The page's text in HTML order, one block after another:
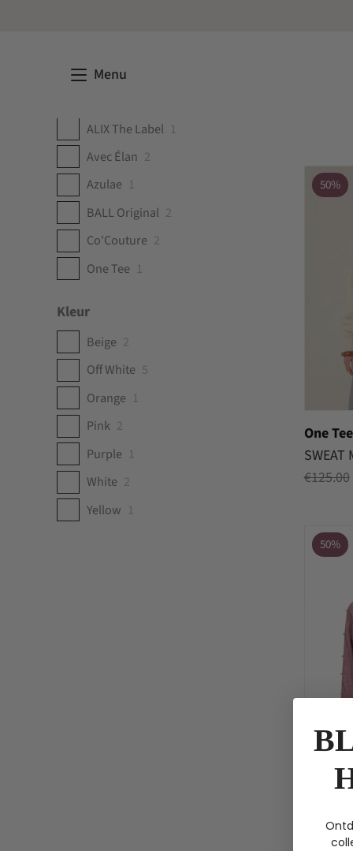
Menu
ALIX The Label 1
Avec Élan 2
Azulae 1
BALL Original 2
Co'Couture 2
One Tee 1
Kleur
Beige 2
Off White 5
Orange 1
Pink 2
Purple 1
White 2
Yellow 1
50%
One Tee
SWEAT
€125.00
50%
KNIT